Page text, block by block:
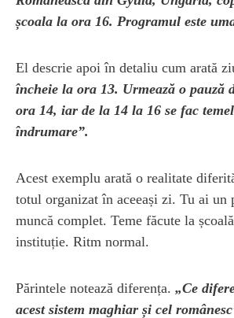
școala la ora 16. Programul este
El descrie apoi în detaliu cum arată
încheie la ora 13. Urmează o pauză
ora 14, iar de la 14 la 16 se fac
îndrumare”.
Acest exemplu arată o realitate
totul organizat în aceeași zi. Tu ai un
muncă complet. Teme făcute la
instituție. Ritm normal.
Părintele notează diferența. „Ce
acest sistem maghiar și cel